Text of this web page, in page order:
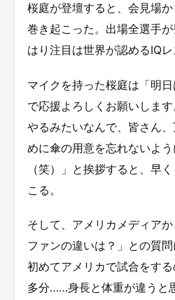
桜庭が登壇すると、会見場
巻き起こった。出場全選手
はり注目は世界が認めるIQレ
マイクを持った桜庭は「明
で応援よろしくお願いしま
やるみたいなんで、皆さん
めに傘の用意を忘れないよ
（笑）」と挨拶すると、早
こる。
そして、アメリカメディア
ファンの違いは？」との質
初めてアメリカで試合をする
多分……身長と体重が違うと